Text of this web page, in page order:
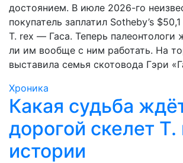
достоянием. В июле 2026-го
покупатель заплатил Sotheby’s
T. rex — Гаса. Теперь палеонтологи
ли им вообще с ним работать. На
выставила семья скотовода Гэри
Хроника
Какая судьба
дорогой скелет T.
истории